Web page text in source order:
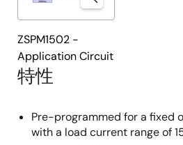
特性
Pre-programmed for a fixed
with a load current range of
ZSPM1502 -
Application Circuit